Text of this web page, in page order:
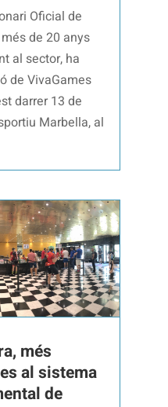
Oficial de
de 20 anys
al sector, ha
de VivaGames
darrer 13 de
Marbella, al
més
al sistema
de